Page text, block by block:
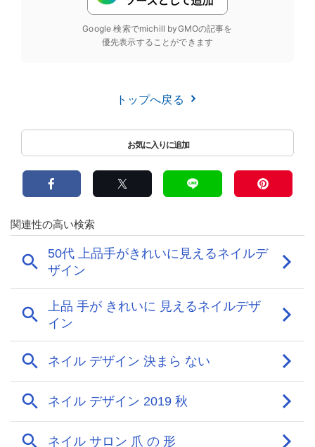
Google 検索でmichill byGMOの記事を
優先表示することができます
トップへ戻る